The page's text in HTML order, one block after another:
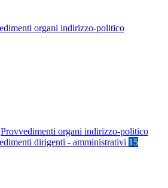
organi indirizzo-politico
Provvedimenti organi indirizzo-politico
dirigenti - amministrativi 15